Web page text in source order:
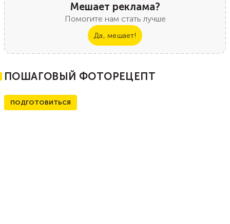
Мешает реклама?
Помогите нам стать лучше
Да, мешает!
ПОШАГОВЫЙ ФОТОРЕЦЕПТ
ПОДГОТОВИТЬСЯ